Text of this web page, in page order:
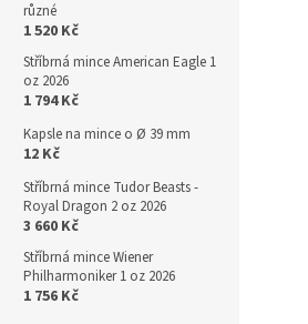
různé
1 520 Kč
Stříbrná mince American Eagle 1
oz 2026
1 794 Kč
Kapsle na mince o Ø 39 mm
12 Kč
Stříbrná mince Tudor Beasts -
Royal Dragon 2 oz 2026
3 660 Kč
Stříbrná mince Wiener
Philharmoniker 1 oz 2026
1 756 Kč